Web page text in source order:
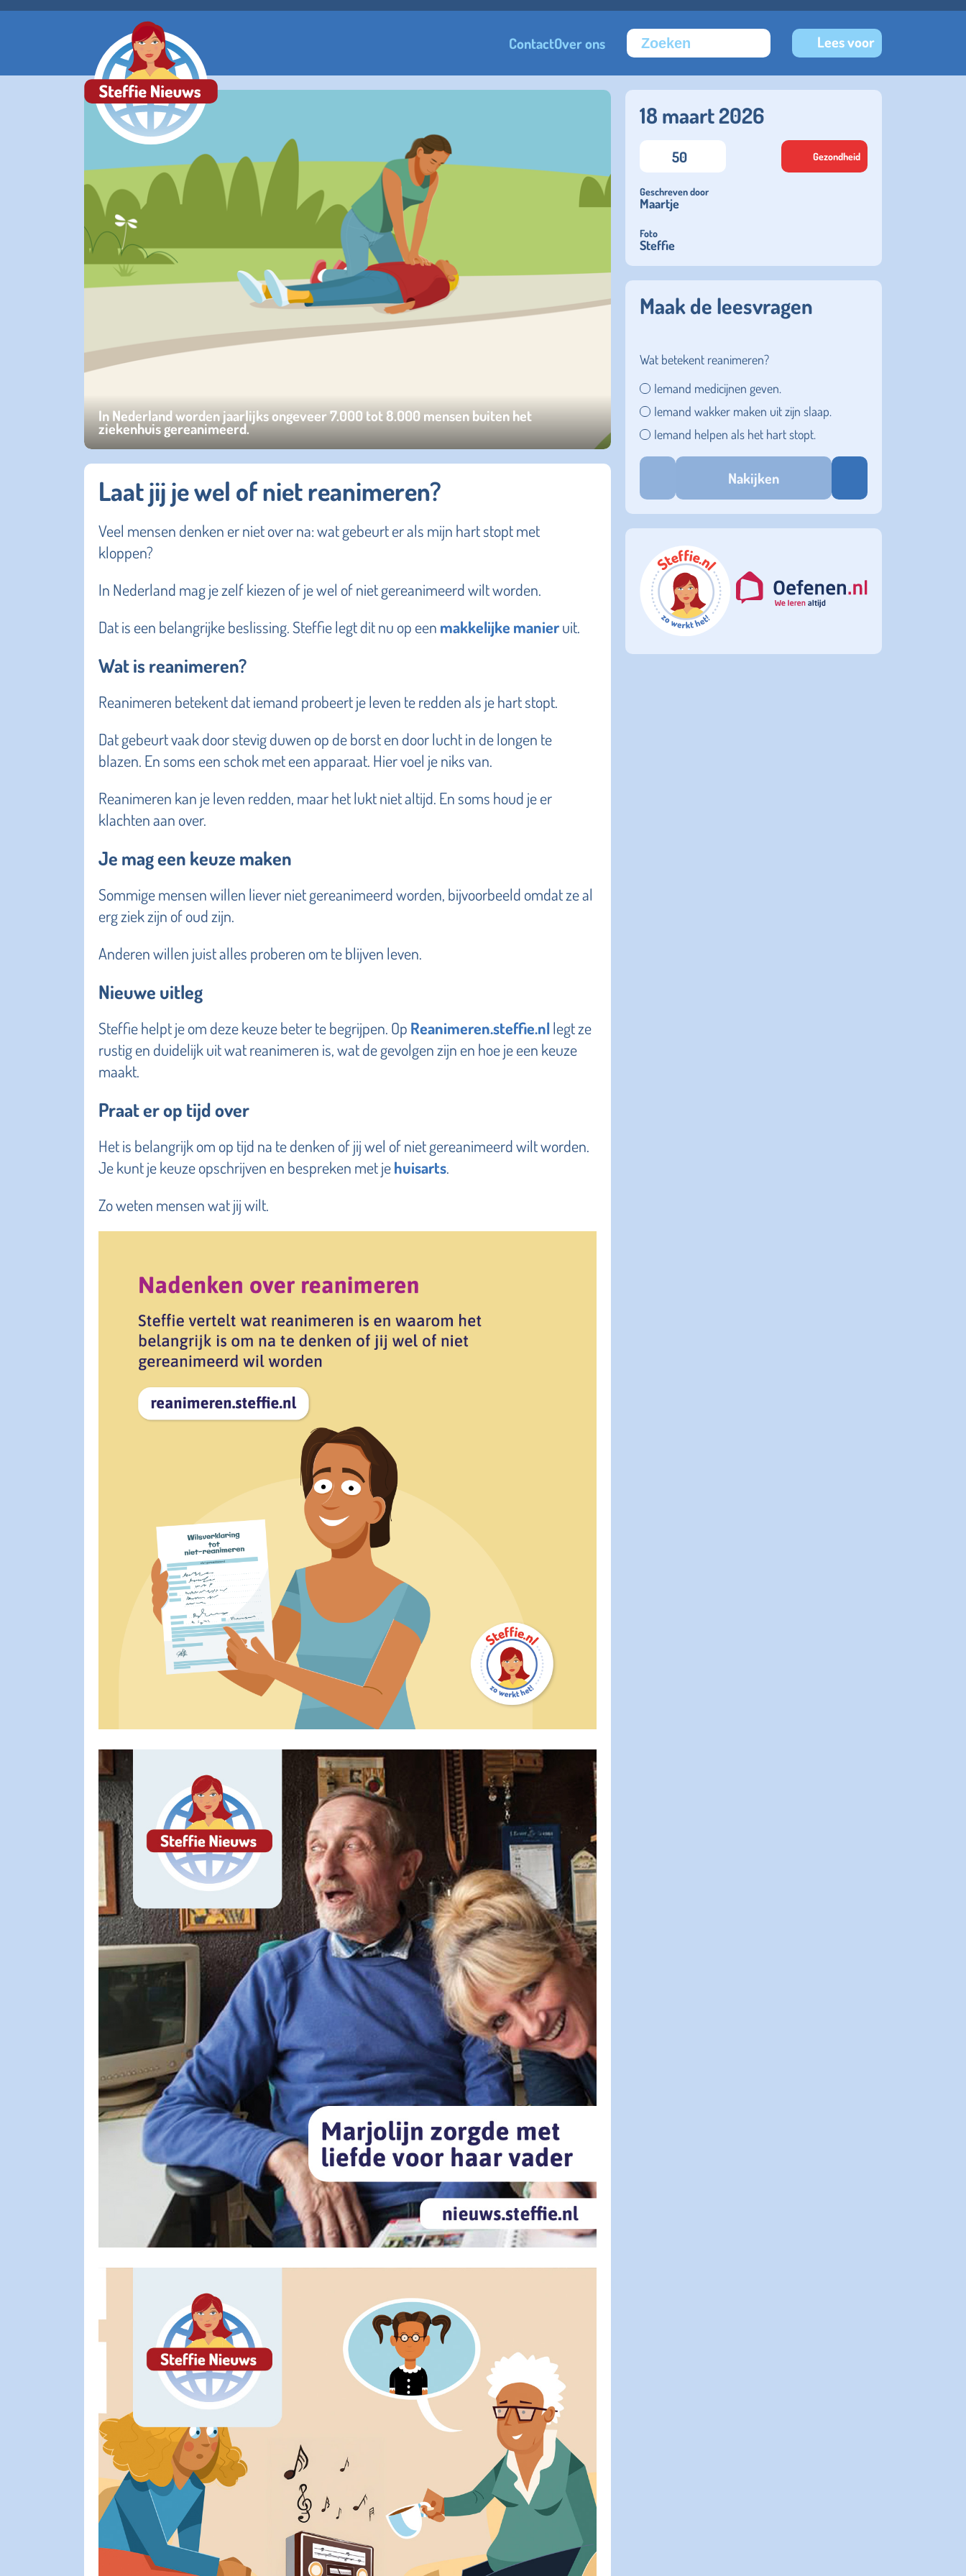
ContactOver ons Lees voor
In Nederland worden jaarlijks ongeveer 7.000 tot 8.000 mensen buiten het
ziekenhuis gereanimeerd.
Laat jij je wel of niet reanimeren?
Veel mensen denken er niet over na: wat gebeurt er als mijn hart stopt met
kloppen?
In Nederland mag je zelf kiezen of je wel of niet gereanimeerd wilt worden.
Dat is een belangrijke beslissing. Steffie legt dit nu op een makkelijke manieruit.
Wat is reanimeren?
Reanimeren betekent dat iemand probeert je leven te redden als je hart stopt.
Dat gebeurt vaak door stevig duwen op de borst en door lucht in de longen te
blazen. En soms een schok met een apparaat. Hier voel je niks van.
Reanimeren kan je leven redden, maar het lukt niet altijd. En soms houd je er
klachten aan over.
Je mag een keuze maken
Sommige mensen willen liever niet gereanimeerd worden, bijvoorbeeld omdat ze al
erg ziek zijn of oud zijn.
Anderen willen juist alles proberen om te blijven leven.
Nieuwe uitleg
Steffie helpt je om deze keuze beter te begrijpen. Op Reanimeren.steffie.nllegt ze
rustig en duidelijk uit wat reanimeren is, wat de gevolgen zijn en hoe je een keuze
maakt.
Praat er op tijd over
Het is belangrijk om op tijd na te denken of jij wel of niet gereanimeerd wilt worden.
Je kunt je keuze opschrijven en bespreken met jehuisarts.
Zo weten mensen wat jij wilt.
18 maart 2026
50
Geschreven door
Maartje
Foto
Steffie
Gezondheid
Maak de leesvragen
Wat betekent reanimeren?
Iemand medicijnen geven.
Iemand wakker maken uit zijn slaap.
Iemand helpen als het hart stopt.
Nakijken